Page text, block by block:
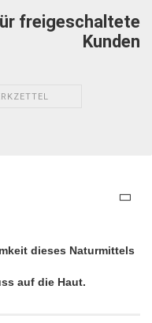
freigeschaltete
Kunden
dieses Naturmittels
auf die Haut.